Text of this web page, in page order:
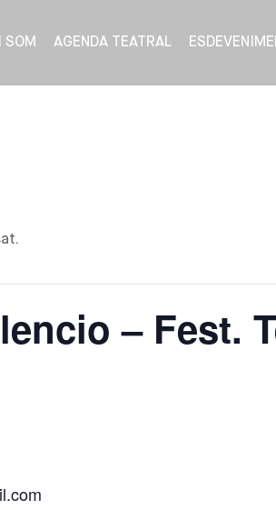
SOM AGENDA TEATRAL
– Fest.